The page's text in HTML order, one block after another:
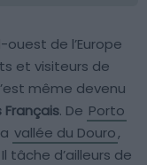
de l’Europe
et visiteurs de
même devenu
. De Porto
vallée du Douro,
tâche d’ailleurs de